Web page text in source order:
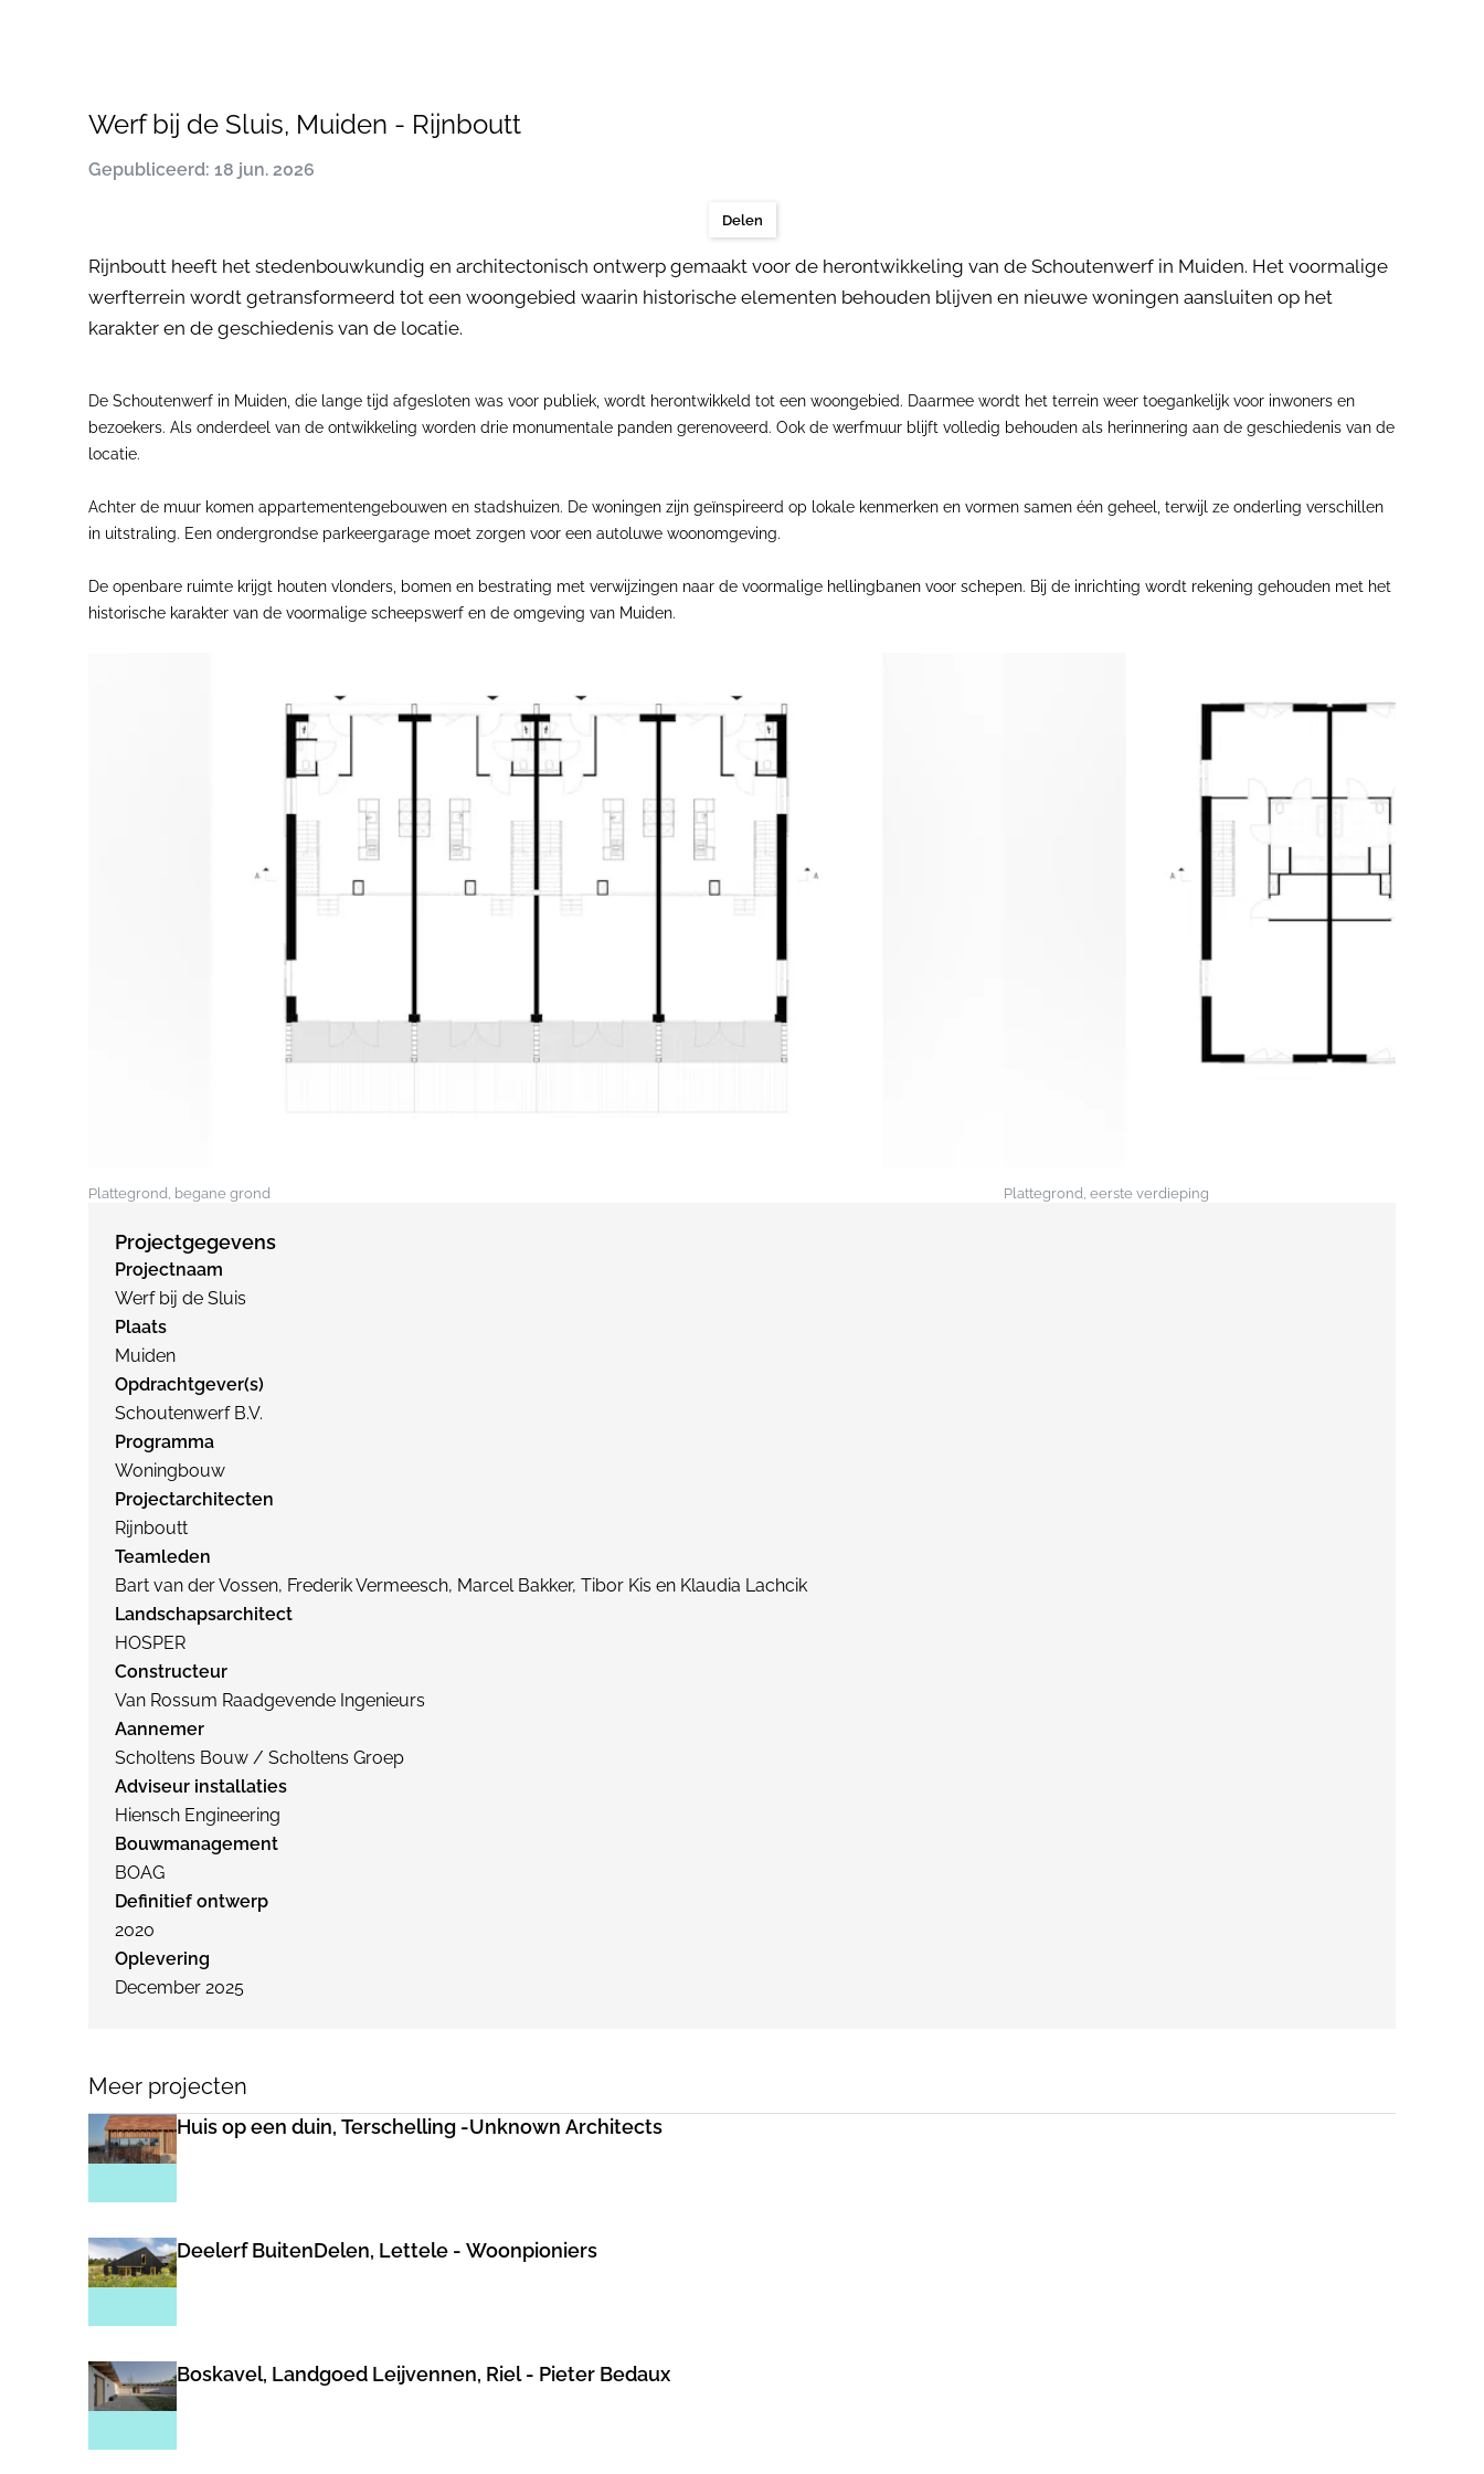
Werf bij de Sluis, Muiden - Rijnboutt
Gepubliceerd: 18 jun. 2026
Delen
Rijnboutt heeft het stedenbouwkundig en architectonisch ontwerp gemaakt voor de herontwikkeling van de Schoutenwerf in Muiden. Het voormalige
werfterrein wordt getransformeerd tot een woongebied waarin historische elementen behouden blijven en nieuwe woningen aansluiten op het
karakter en de geschiedenis van de locatie.
De Schoutenwerf in Muiden, die lange tijd afgesloten was voor publiek, wordt herontwikkeld tot een woongebied. Daarmee wordt het terrein weer toegankelijk voor inwoners en
bezoekers. Als onderdeel van de ontwikkeling worden drie monumentale panden gerenoveerd. Ook de werfmuur blijft volledig behouden als herinnering aan de geschiedenis van de
locatie.
Achter de muur komen appartementengebouwen en stadshuizen. De woningen zijn geïnspireerd op lokale kenmerken en vormen samen één geheel, terwijl ze onderling verschillen
in uitstraling. Een ondergrondse parkeergarage moet zorgen voor een autoluwe woonomgeving.
De openbare ruimte krijgt houten vlonders, bomen en bestrating met verwijzingen naar de voormalige hellingbanen voor schepen. Bij de inrichting wordt rekening gehouden met het
historische karakter van de voormalige scheepswerf en de omgeving van Muiden.
Plattegrond, begane grond Plattegrond, eerste verdieping
Projectgegevens
Projectnaam
Werf bij de Sluis
Plaats
Muiden
Opdrachtgever(s)
Schoutenwerf B.V.
Programma
Woningbouw
Projectarchitecten
Rijnboutt
Teamleden
Bart van der Vossen, Frederik Vermeesch, Marcel Bakker, Tibor Kis en Klaudia Lachcik
Landschapsarchitect
HOSPER
Constructeur
Van Rossum Raadgevende Ingenieurs
Aannemer
Scholtens Bouw / Scholtens Groep
Adviseur installaties
Hiensch Engineering
Bouwmanagement
BOAG
Definitief ontwerp
2020
Oplevering
December 2025
Meer projecten
Huis op een duin, Terschelling -Unknown Architects
Deelerf BuitenDelen, Lettele - Woonpioniers
Boskavel, Landgoed Leijvennen, Riel - Pieter Bedaux